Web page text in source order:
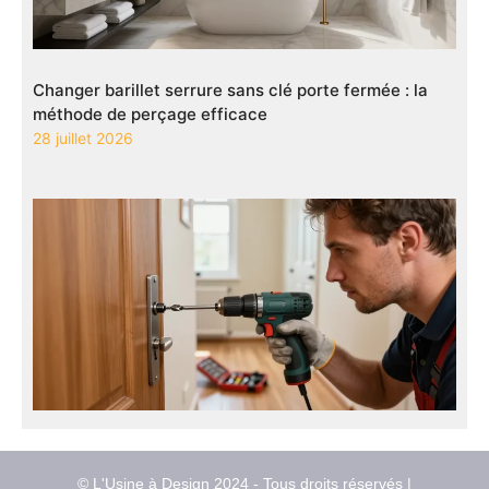
Changer barillet serrure sans clé porte fermée : la
méthode de perçage efficace
28 juillet 2026
© L'Usine à Design 2024 - Tous droits réservés |